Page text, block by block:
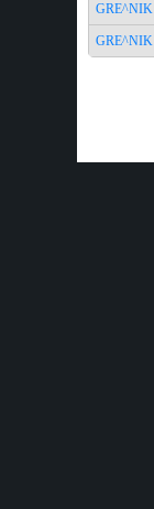
GRE^NIK
GRE^NIK